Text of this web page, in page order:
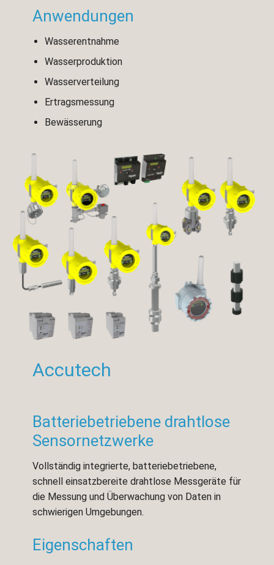
Anwendungen
Wasserentnahme
Wasserproduktion
Wasserverteilung
Ertragsmessung
Bewässerung
Accutech
Batteriebetriebene drahtlose
Sensornetzwerke
Vollständig integrierte, batteriebetriebene,
schnell einsatzbereite drahtlose Messgeräte für
die Messung und Überwachung von Daten in
schwierigen Umgebungen.
Eigenschaften